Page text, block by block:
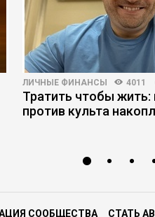
ЛИЧНЫЕ ФИНАНСЫ 4011
Тратить чтобы
против культа
СООБЩЕСТВА СТАТЬ